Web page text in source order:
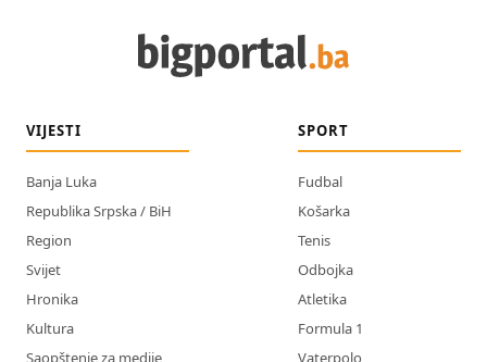
VIJESTI
Banja Luka
Republika Srpska / BiH
Region
Svijet
Hronika
Kultura
Saopštenje za medije
SPORT
Fudbal
Košarka
Tenis
Odbojka
Atletika
Formula 1
Vaterpolo